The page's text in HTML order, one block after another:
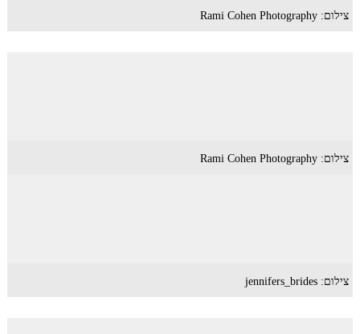
צילום: Rami Cohen Photography
צילום: Rami Cohen Photography
צילום: jennifers_brides